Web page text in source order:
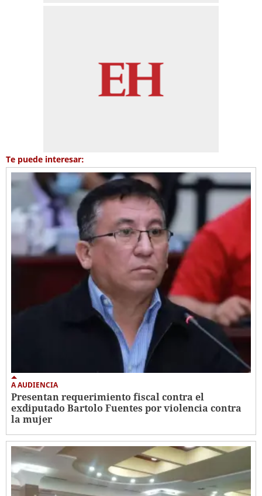
Te puede interesar:
A AUDIENCIA
Presentan requerimiento fiscal contra el
exdiputado Bartolo Fuentes por violencia contra
la mujer